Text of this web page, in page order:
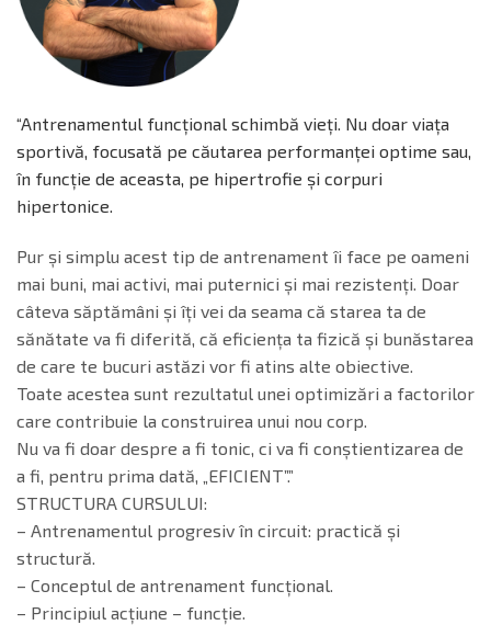
“Antrenamentul funcțional schimbă vieți. Nu doar viața
sportivă, focusată pe căutarea performanței optime sau,
în funcție de aceasta, pe hipertrofie și corpuri
hipertonice.
Pur și simplu acest tip de antrenament îi face pe oameni
mai buni, mai activi, mai puternici și mai rezistenți. Doar
câteva săptămâni și îți vei da seama că starea ta de
sănătate va fi diferită, că eficiența ta fizică și bunăstarea
de care te bucuri astăzi vor fi atins alte obiective.
Toate acestea sunt rezultatul unei optimizări a factorilor
care contribuie la construirea unui nou corp.
Nu va fi doar despre a fi tonic, ci va fi conștientizarea de
a fi, pentru prima dată, „EFICIENT”.”
STRUCTURA CURSULUI:
– Antrenamentul progresiv în circuit: practică și
structură.
– Conceptul de antrenament funcțional.
– Principiul acțiune – funcție.